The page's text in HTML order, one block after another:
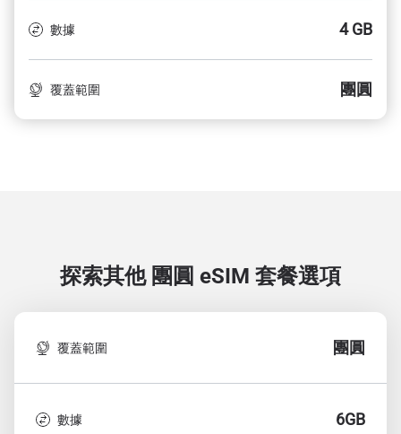
數據 4 GB
覆蓋範圍 團圓
探索其他 團圓 eSIM 套餐選項
覆蓋範圍 團圓
數據 6GB